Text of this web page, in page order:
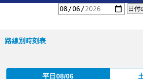
日付
路線別時刻表
平日08/06